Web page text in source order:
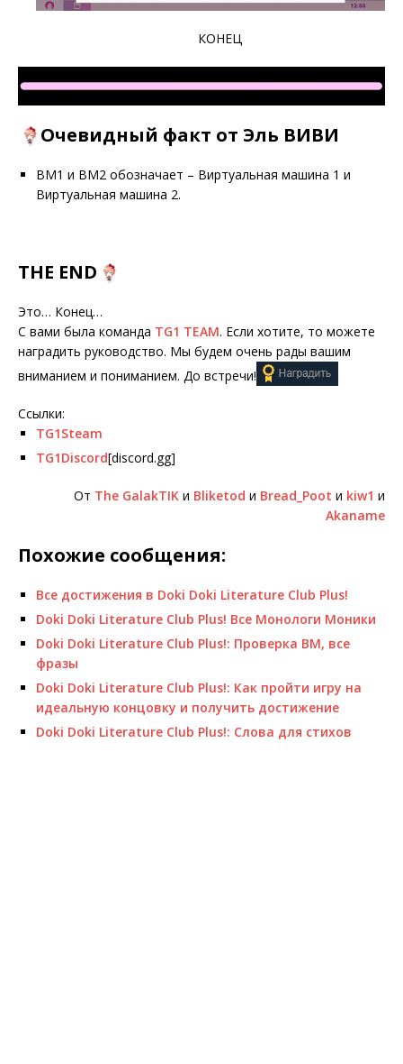
⠀⠀⠀⠀⠀⠀⠀⠀⠀⠀⠀⠀⠀⠀⠀⠀⠀⠀КОНЕЦ
Очевидный факт от Эль ВИВИ
ВМ1 и ВМ2 обозначает – Виртуальная машина 1 и
Виртуальная машина 2.
THE END
Это… Конец…
С вами была команда TG1 TEAM. Если хотите, то можете
наградить руководство. Мы будем очень рады вашим
вниманием и пониманием. До встречи!
Ссылки:
TG1Steam
TG1Discord[discord.gg]
От The GalakTIK и Bliketod и Bread_Poot и kiw1 и
Akaname
Похожие сообщения:
Все достижения в Doki Doki Literature Club Plus!
Doki Doki Literature Club Plus! Все Монологи Моники
Doki Doki Literature Club Plus!: Проверка ВМ, все
фразы
Doki Doki Literature Club Plus!: Как пройти игру на
идеальную концовку и получить достижение
Doki Doki Literature Club Plus!: Слова для стихов